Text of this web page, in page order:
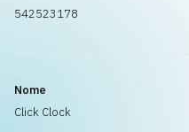
542523178
Nome
Click Clock